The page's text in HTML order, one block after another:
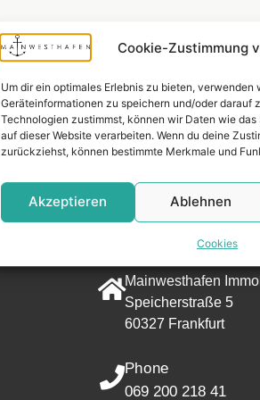
Cookie-Zustimmung
Um dir ein optimales Erlebnis zu bieten,
Geräteinformationen zu speichern und/oder darauf
Technologien zustimmst, können wir Daten wie
auf dieser Website verarbeiten. Wenn du deine
zurückziehst, können bestimmte Merkmale und
Akzeptieren Ablehnen
Cookies
CONTACT
Mainwesthafen
Speicherstraße 5
60327 Frankfurt
Phone
069 200 218 41